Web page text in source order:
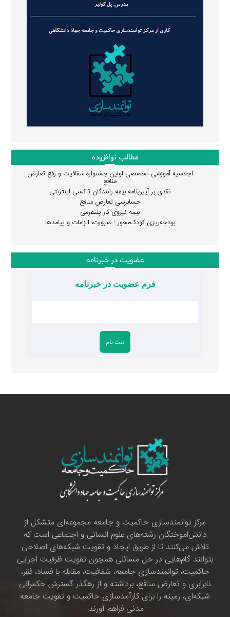
مطالب نوافزوده
اجلاسیه آموزشی تخصصی اولین جشنواره شفافیت و رفع تعارض
منافع
نقدی بر آیین‌نامه بیمه رانندگان تاکسی اینترنتی
حسابرسی تعارض منافع
بیمه نیروی کار پلتفرمی
بودجه‌ریزی کودک‌محور : ضرورت، الزامات و پیامدها
عضویت در خبرنامه
فرم عضویت در خبرنامه
مرکز توانمندسازی حاکمیت و جامعه مجموعه‌ای متشکل از
دانش‌اموختگان رشته‌های علوم انسانی و اجتماعی است که
تلاش می‌کنند تا از طریق ایجاد و تقویت شبکه‌های اصلاحی
بتوانند گام‌هایی در حل مسائلی همچون تقویت ظرفیت اجرایی
حاکمیت، توانمندسازی جامعه، شفافیت، مقابله با فساد، فقر،
نابرابری و تعارض منافع، برداشته و از رهگذر گسترش حکمرانی
شبکه‌ای، زمینه را برای کارآمدسازی حاکمیت و تقویت جامعه
مدنی فراهم آورند.